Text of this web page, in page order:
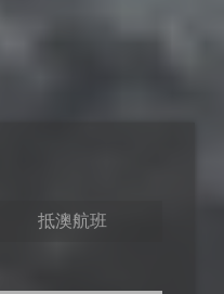
抵澳航班